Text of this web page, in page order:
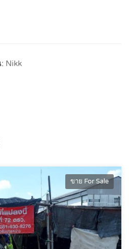
Nikk
ขาย For Sale